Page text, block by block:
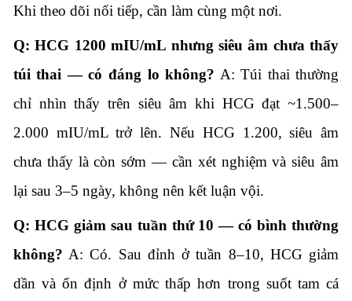
Khi theo dõi nối tiếp, cần làm cùng một nơi.
Q: HCG 1200 mIU/mL nhưng siêu âm chưa thấy
túi thai — có đáng lo không? A: Túi thai thường
chỉ nhìn thấy trên siêu âm khi HCG đạt ~1.500–
2.000 mIU/mL trở lên. Nếu HCG 1.200, siêu âm
chưa thấy là còn sớm — cần xét nghiệm và siêu âm
lại sau 3–5 ngày, không nên kết luận vội.
Q: HCG giảm sau tuần thứ 10 — có bình thường
không? A: Có. Sau đỉnh ở tuần 8–10, HCG giảm
dần và ổn định ở mức thấp hơn trong suốt tam cá